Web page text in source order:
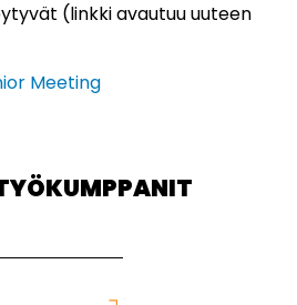
(linkki avautuu uuteen
Meeting